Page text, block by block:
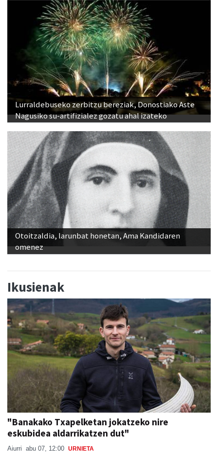
Lurraldebuseko zerbitzu bereziak, Donostiako Aste
Nagusiko su-artifizialez gozatu ahal izateko
Otoitzaldia, larunbat honetan, Ama Kandidaren
omenez
Ikusienak
"Banakako Txapelketan jokatzeko nire
eskubidea aldarrikatzen dut"
Aiurri abu 07, 12:00 URNIETA